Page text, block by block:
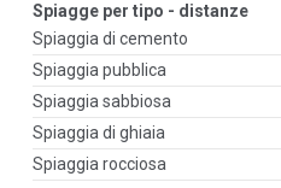
Spiagge per tipo - distanze
Spiaggia di cemento
Spiaggia pubblica
Spiaggia sabbiosa
Spiaggia di ghiaia
Spiaggia rocciosa